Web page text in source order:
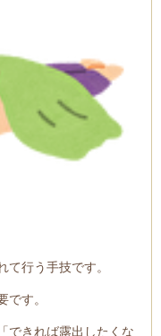
行う手技です。
です。
できれば露出したくな